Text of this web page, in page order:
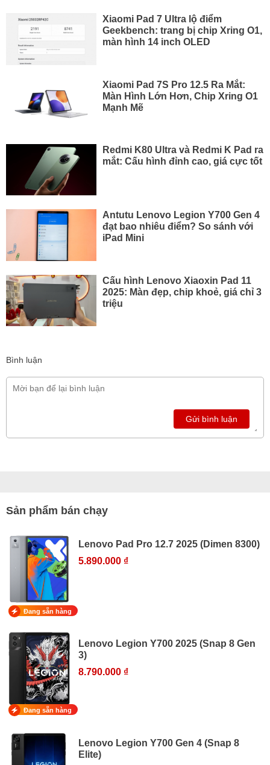
Xiaomi Pad 7 Ultra lộ điểm
Geekbench: trang bị chip Xring O1,
màn hình 14 inch OLED
Xiaomi Pad 7S Pro 12.5 Ra Mắt:
Màn Hình Lớn Hơn, Chip Xring O1
Mạnh Mẽ
Redmi K80 Ultra và Redmi K Pad ra
mắt: Cấu hình đỉnh cao, giá cực tốt
Antutu Lenovo Legion Y700 Gen 4
đạt bao nhiêu điểm? So sánh với
iPad Mini
Cấu hình Lenovo Xiaoxin Pad 11
2025: Màn đẹp, chip khoẻ, giá chỉ 3
triệu
Bình luận
Gửi bình luận
Sản phẩm bán chạy
Lenovo Pad Pro 12.7 2025 (Dimen 8300)
5.890.000 ₫
Đang sẵn hàng
Lenovo Legion Y700 2025 (Snap 8 Gen
3)
8.790.000 ₫
Đang sẵn hàng
Lenovo Legion Y700 Gen 4 (Snap 8
Elite)